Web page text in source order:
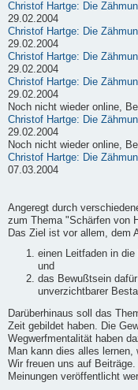
Christof Hartge: Die
29.02.2004
Christof Hartge: Die
29.02.2004
Christof Hartge: Die
29.02.2004
Christof Hartge: Die
29.02.2004
Noch nicht wieder online,
Christof Hartge: Die
29.02.2004
Noch nicht wieder online,
Christof Hartge: Die
07.03.2004
Angeregt durch
zum Thema "Schärfen von
Das Ziel ist vor allem, dem
einen Leitfaden in
und
das Bewußtsein
unverzichtbarer
Darüberhinaus soll das
Zeit gebildet haben. Die
Wegwerfmentalität haben
Man kann dies alles lernen,
Wir freuen uns auf
Meinungen veröffentlicht